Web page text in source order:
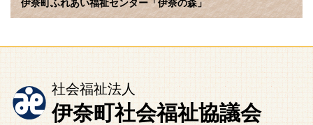
伊奈町ふれあい福祉センター「伊奈の森」
社会福祉法人
伊奈町社会福祉協議会